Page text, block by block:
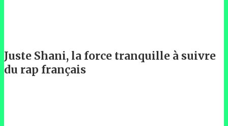
Juste Shani, la force tranquille à suivre
du rap français